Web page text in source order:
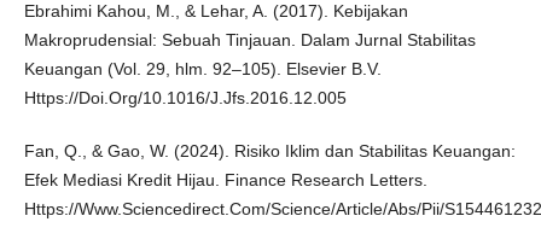
Ebrahimi Kahou, M., & Lehar, A. (2017). Kebijakan
Makroprudensial: Sebuah Tinjauan. Dalam Jurnal Stabilitas
Keuangan (Vol. 29, hlm. 92–105). Elsevier B.V.
Https://Doi.Org/10.1016/J.Jfs.2016.12.005
Fan, Q., & Gao, W. (2024). Risiko Iklim dan Stabilitas Keuangan:
Efek Mediasi Kredit Hijau. Finance Research Letters.
Https://Www.Sciencedirect.Com/Science/Article/Abs/Pii/